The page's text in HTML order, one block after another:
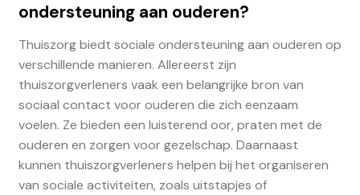
ondersteuning aan ouderen?
Thuiszorg biedt sociale ondersteuning aan ouderen op
verschillende manieren. Allereerst zijn
thuiszorgverleners vaak een belangrijke bron van
sociaal contact voor ouderen die zich eenzaam
voelen. Ze bieden een luisterend oor, praten met de
ouderen en zorgen voor gezelschap. Daarnaast
kunnen thuiszorgverleners helpen bij het organiseren
van sociale activiteiten, zoals uitstapjes of